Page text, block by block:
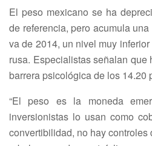
El peso mexicano se ha
de referencia, pero acumula
va de 2014, un nivel muy
rusa. Especialistas señalan
barrera psicológica de los 14.20
“El peso es la moneda
inversionistas lo usan como
convertibilidad, no hay controles